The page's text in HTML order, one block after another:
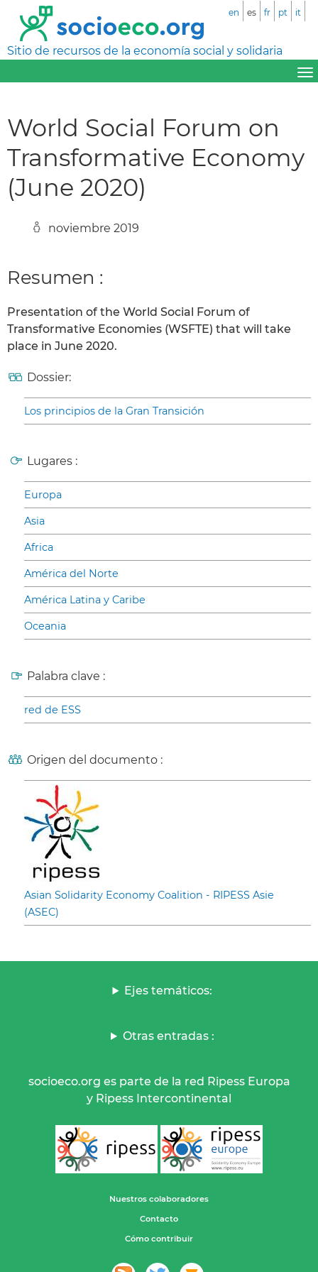
Sitio de recursos de la economía social y solidaria
en es fr pt it
World Social Forum on
Transformative Economy
(June 2020)
noviembre 2019
Resumen :
Presentation of the World Social Forum of
Transformative Economies (WSFTE) that will take
place in June 2020.
Dossier:
Los principios de la Gran Transición
Lugares :
Europa
Asia
Africa
América del Norte
América Latina y Caribe
Oceania
Palabra clave :
red de ESS
Origen del documento :
Asian Solidarity Economy Coalition - RIPESS Asie
(ASEC)
Ejes temáticos:
Otras entradas :
socioeco.org es parte de la red Ripess Europa
y Ripess Intercontinental
Nuestros colaboradores
Contacto
Cómo contribuir